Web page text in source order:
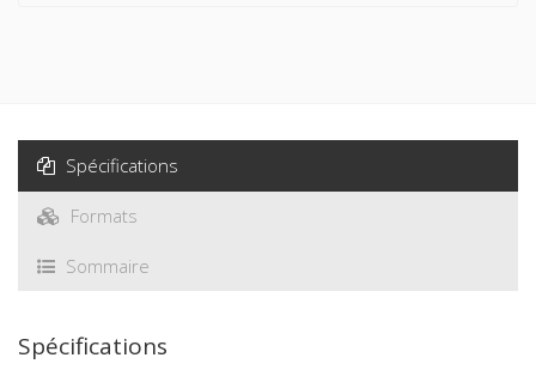
Spécifications
Formats
Sommaire
Spécifications